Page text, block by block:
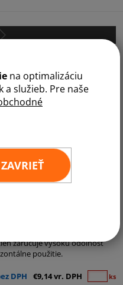
na optimalizáciu
a služieb. Pre naše
Ostatné vlajky,
zaručuje vysokú odolnosť
použitie.
DPH €9,14 vr. DPH ks